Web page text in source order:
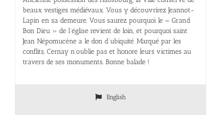
beaux vestiges médiévaux. Vous y découvrirez Jeannot-
Lapin en sa demeure. Vous saurez pourquoi le « Grand
Bon Dieu » de l’église revient de loin, et pourquoi saint
Jean Népomucène a le don d’ubiquité. Marqué par les
conflits, Cernay n’oublie pas et honore leurs victimes au
travers de ses monuments. Bonne balade !
English